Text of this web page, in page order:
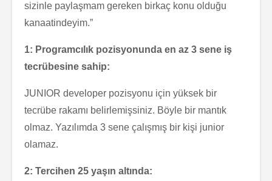
sizinle paylaşmam gereken birkaç konu olduğu
kanaatindeyim.”
1: Programcılık pozisyonunda en az 3 sene iş
tecrübesine sahip:
JUNIOR developer pozisyonu için yüksek bir
tecrübe rakamı belirlemişsiniz. Böyle bir mantık
olmaz. Yazılımda 3 sene çalışmış bir kişi junior
olamaz.
2: Tercihen 25 yaşın altında: